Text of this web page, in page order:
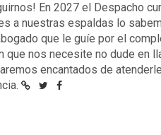
En 2027 el Despacho
a nuestras espaldas lo
que le guíe por el
que nos necesite no dude en
encantados de